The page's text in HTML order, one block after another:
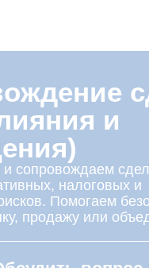
и
сделки M&A с
налоговых и
Помогаем безопасно
или объединение
вопрос
90+
и консультантов